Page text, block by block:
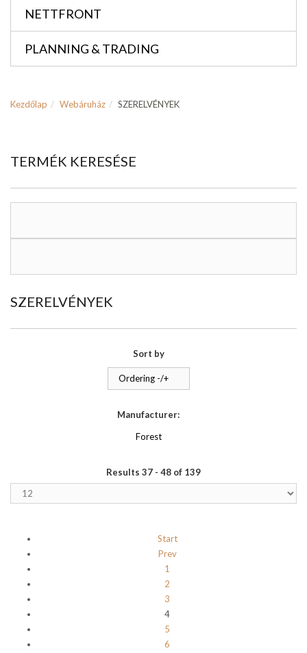
NETTFRONT
PLANNING & TRADING
Kezdőlap Webáruház SZERELVÉNYEK
TERMÉK KERESÉSE
SZERELVÉNYEK
Sort by
Ordering -/+
Manufacturer:
Forest
Results 37 - 48 of 139
Start
Prev
1
2
3
4
5
6